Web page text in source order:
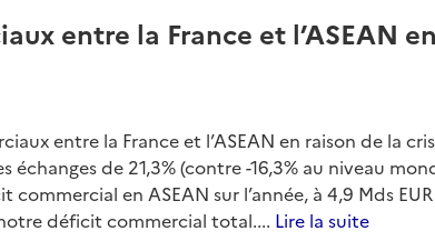
entre la France et l’ASEAN en
entre la France et l’ASEAN en raison de la
de 21,3% (contre -16,3% au niveau
en ASEAN sur l’année, à 4,9 Mds
déficit commercial total.... Lire la suite